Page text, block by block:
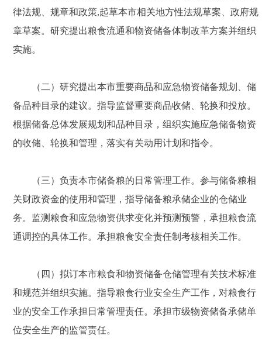
律法规、规章和政策,起草本市相关地方性法规草案、政府规
章草案。研究提出粮食流通和物资储备体制改革方案并组织
实施。
（二）研究提出本市重要商品和应急物资储备规划、储
备品种目录的建议。指导监督重要商品收储、轮换和投放。
根据储备总体发展规划和品种目录，组织实施应急储备物资
的收储、轮换和管理，落实有关动用计划和指令。
（三）负责本市储备粮的日常管理工作。参与储备粮相
关财政资金的使用和管理，指导储备粮承储企业的仓储业
务。监测粮食和应急物资供求变化并预测预警，承担粮食流
通调控的具体工作。承担粮食安全责任制考核相关工作。
（四）拟订本市粮食和物资储备仓储管理有关技术标准
和规范并组织实施。指导粮食行业安全生产工作，对粮食行
业的安全工作承担日常管理责任。承担市级物资储备承储单
位安全生产的监管责任。